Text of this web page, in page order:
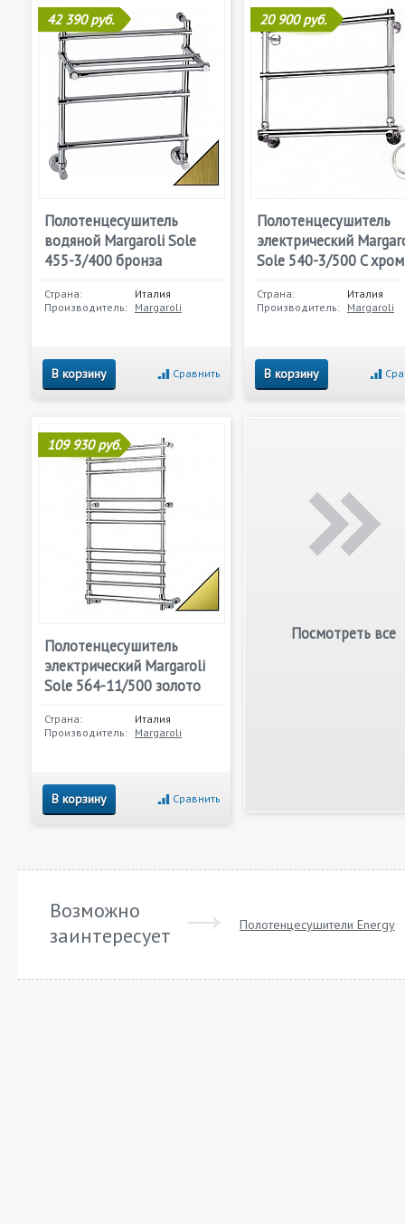
42 390 руб.
Полотенцесушитель
водяной Margaroli Sole
455-3/400 бронза
Страна:
Италия
Производитель: Margaroli
В корзину Сравнить
20 900 руб.
Полотенцесушитель
электрический
Sole 540-3/500 C хром
Страна:
Италия
Производитель: Margaroli
В корзину
109 930 руб.
Полотенцесушитель
электрический Margaroli
Sole 564-11/500 золото
Страна:
Италия
Производитель: Margaroli
В корзину Сравнить
Посмотреть все
Возможно
заинтересует
Полотенцесушители Energy